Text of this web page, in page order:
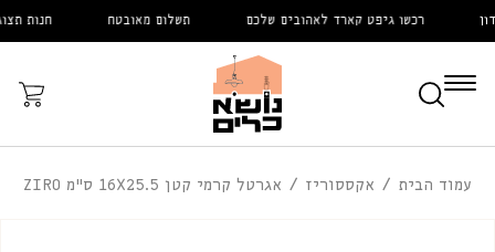
רכשו גיפט קארד לאהובים שלכם תשלום מאובטח חנות
עֲגָלָה
עמוד הבית אקססוריז אגרטל קרמי קטן 16X25.5 ס"מ ZIRO